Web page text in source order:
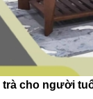
trà cho người